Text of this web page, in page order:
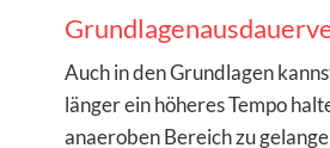
Auch in den Grundlagen
länger ein höheres Tempo
anaeroben Bereich zu